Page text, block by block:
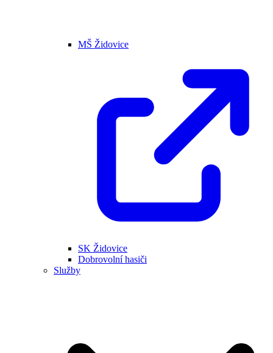
MŠ Židovice
SK Židovice
Dobrovolní hasiči
Služby